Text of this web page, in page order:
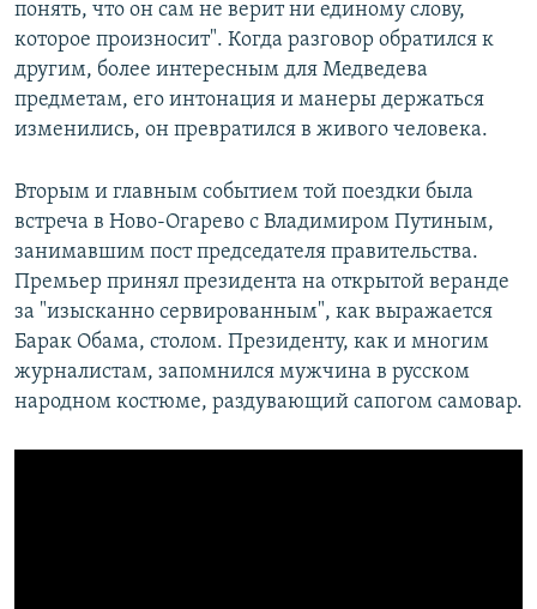
понять, что он сам не верит ни единому слову,
которое произносит". Когда разговор обратился к
другим, более интересным для Медведева
предметам, его интонация и манеры держаться
изменились, он превратился в живого человека.
Вторым и главным событием той поездки была
встреча в Ново-Огарево с Владимиром Путиным,
занимавшим пост председателя правительства.
Премьер принял президента на открытой веранде
за "изысканно сервированным", как выражается
Барак Обама, столом. Президенту, как и многим
журналистам, запомнился мужчина в русском
народном костюме, раздувающий сапогом самовар.